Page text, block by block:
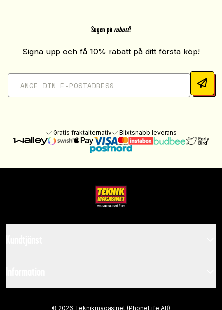
Sugen på rabatt?
Signa upp och få 10% rabatt på ditt första köp!
Gratis fraktalternativ Blixtsnabb leverans
© 2026 Teknikmagasinet (PhoneLife AB)